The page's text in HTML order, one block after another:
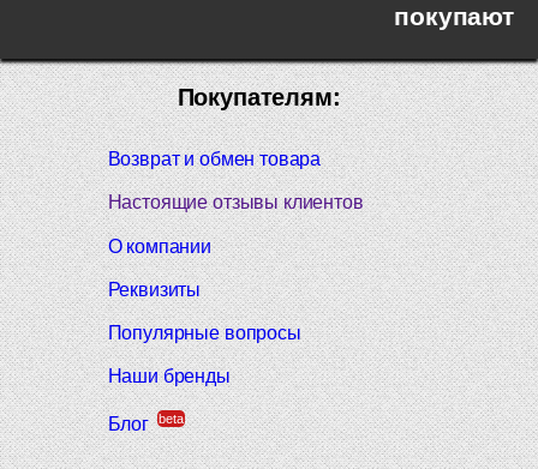
покупают
Покупателям:
Возврат и обмен товара
Настоящие отзывы клиентов
О компании
Реквизиты
Популярные вопросы
Наши бренды
Блог beta